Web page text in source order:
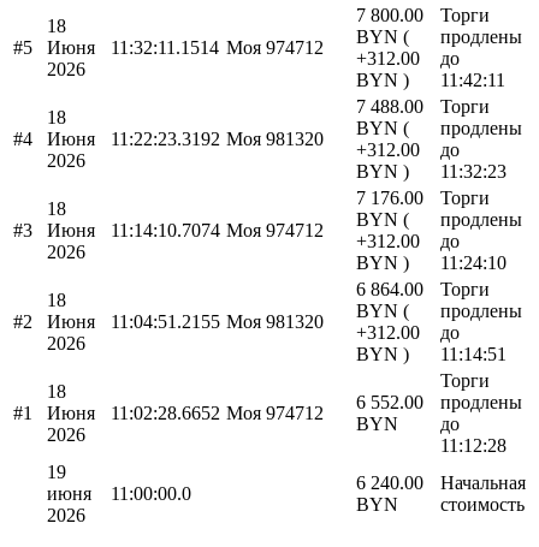
#5
18
Июня
2026
11:32:11.1514 Моя 974712
7 800.00
BYN (
+312.00
BYN )
Торги
продлены
до
11:42:11
#4
18
Июня
2026
11:22:23.3192 Моя 981320
7 488.00
BYN (
+312.00
BYN )
Торги
продлены
до
11:32:23
#3
18
Июня
2026
11:14:10.7074 Моя 974712
7 176.00
BYN (
+312.00
BYN )
Торги
продлены
до
11:24:10
#2
18
Июня
2026
11:04:51.2155 Моя 981320
6 864.00
BYN (
+312.00
BYN )
Торги
продлены
до
11:14:51
#1
18
Июня
2026
11:02:28.6652 Моя 974712
6 552.00
BYN
Торги
продлены
до
11:12:28
19
июня
2026
11:00:00.0
6 240.00
BYN
Начальная
стоимость